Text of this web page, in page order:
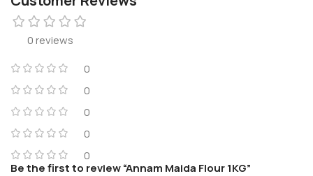
0 reviews
0
0
0
0
0
Be the first to review “Annam Maida Flour 1KG”